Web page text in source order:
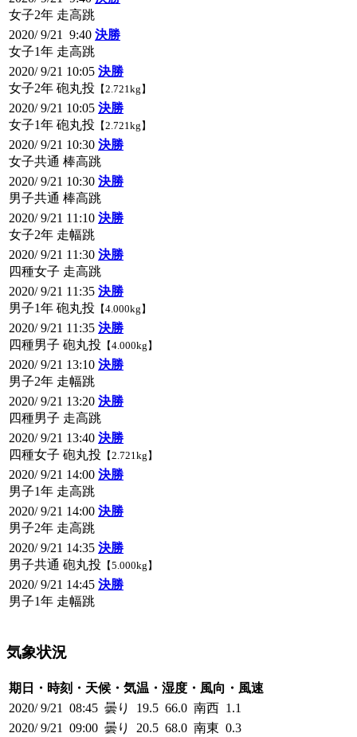
女子2年 走高跳
2020/ 9/21 9:40 決勝
女子1年 走高跳
2020/ 9/21 10:05 決勝
女子2年 砲丸投 【2.721kg】
2020/ 9/21 10:05 決勝
女子1年 砲丸投 【2.721kg】
2020/ 9/21 10:30 決勝
女子共通 棒高跳
2020/ 9/21 10:30 決勝
男子共通 棒高跳
2020/ 9/21 11:10 決勝
女子2年 走幅跳
2020/ 9/21 11:30 決勝
四種女子 走高跳
2020/ 9/21 11:35 決勝
男子1年 砲丸投 【4.000kg】
2020/ 9/21 11:35 決勝
四種男子 砲丸投 【4.000kg】
2020/ 9/21 13:10 決勝
男子2年 走幅跳
2020/ 9/21 13:20 決勝
四種男子 走高跳
2020/ 9/21 13:40 決勝
四種女子 砲丸投 【2.721kg】
2020/ 9/21 14:00 決勝
男子1年 走高跳
2020/ 9/21 14:00 決勝
男子2年 走高跳
2020/ 9/21 14:35 決勝
男子共通 砲丸投 【5.000kg】
2020/ 9/21 14:45 決勝
男子1年 走幅跳
気象状況
期日・時刻・天候・気温・湿度・風向・風速
2020/ 9/21 08:45 曇り 19.5 66.0 南西 1.1
2020/ 9/21 09:00 曇り 20.5 68.0 南東 0.3